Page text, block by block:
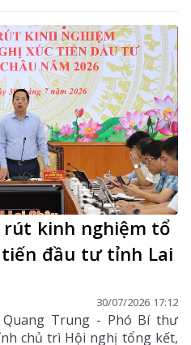
kinh nghiệm tổ
đầu tư tỉnh Lai
30/07/2026 17:12
Trung - Phó Bí thư
chủ trì Hội nghị tổng kết,